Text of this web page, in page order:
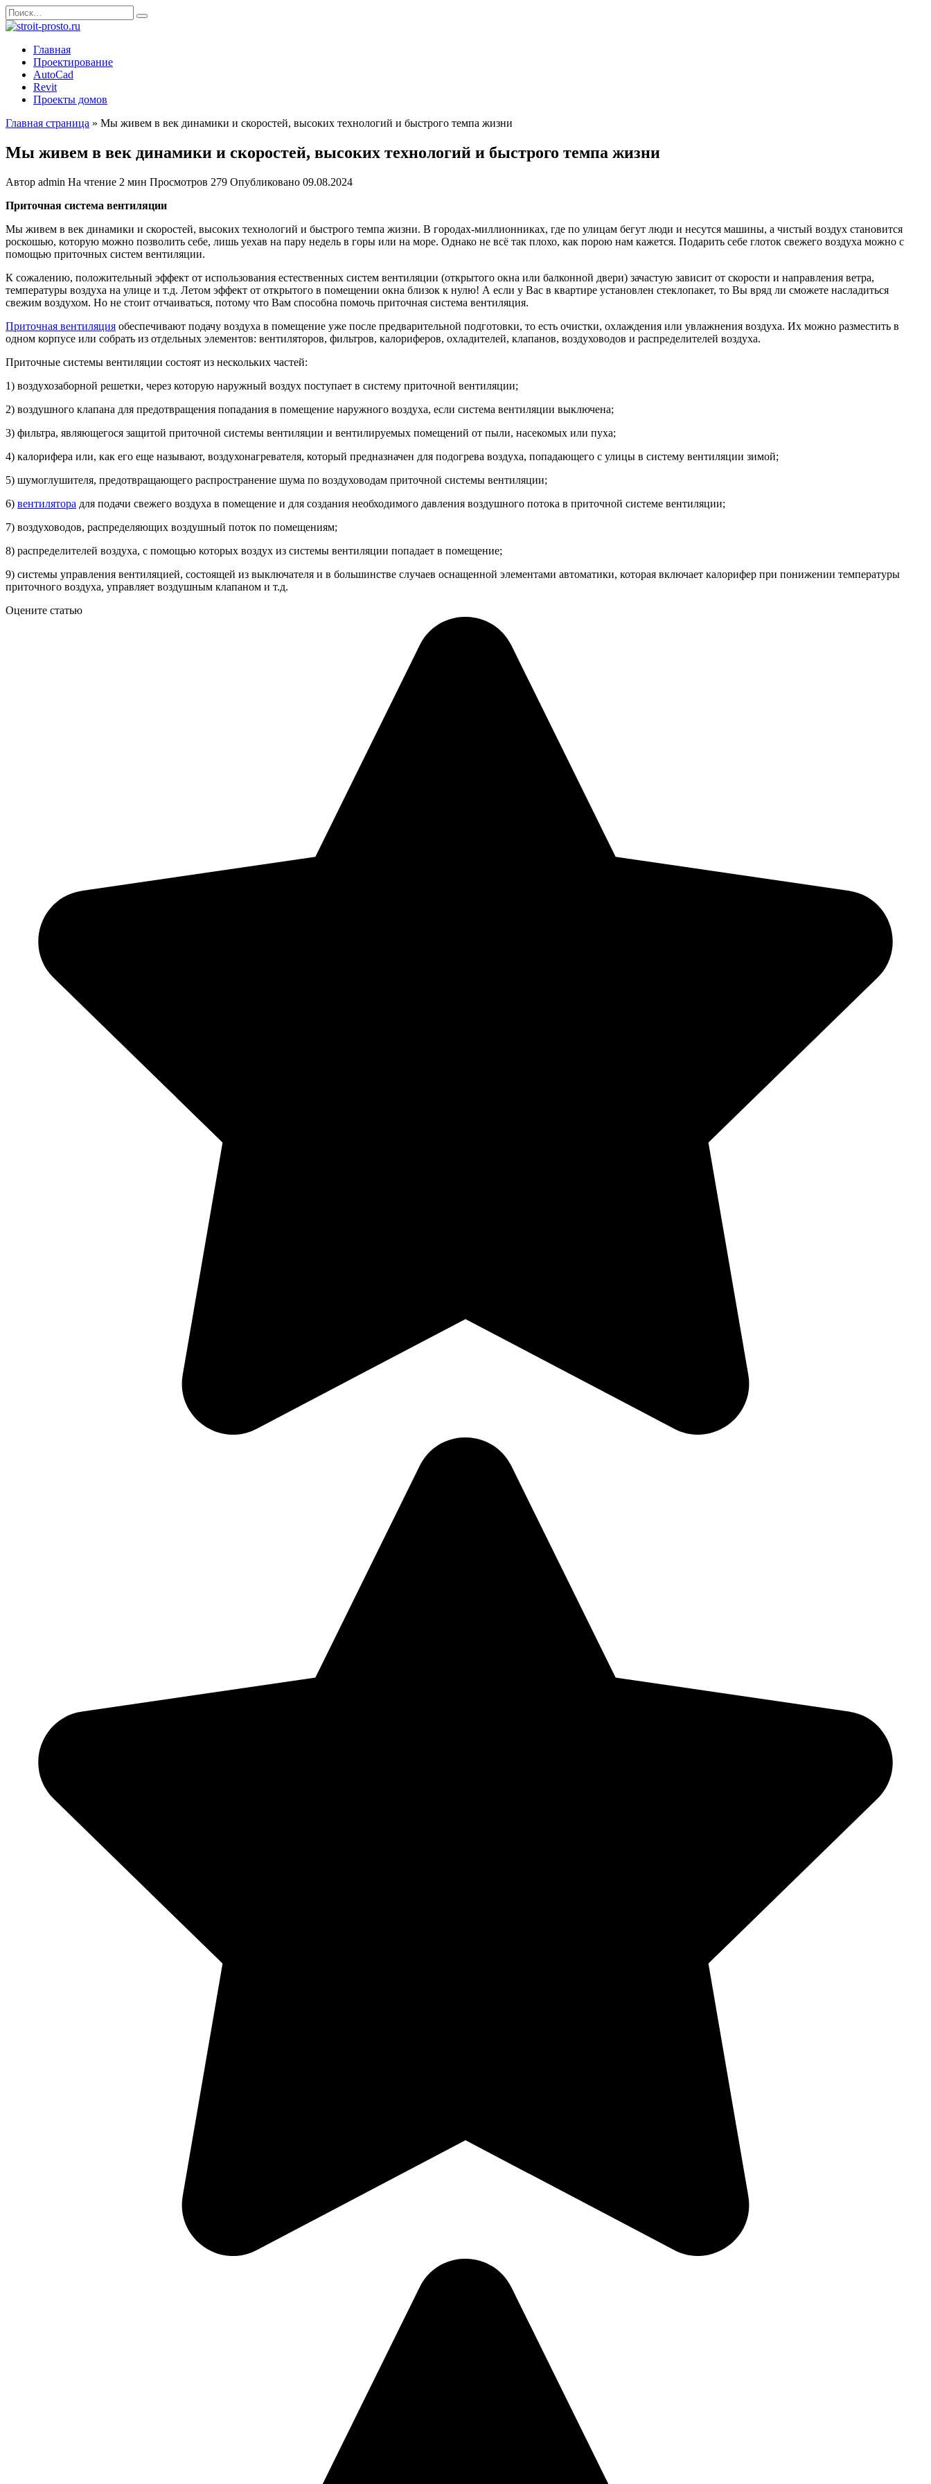
Перейти
к
содержанию
Search
for:
Главная
Проектирование
AutoCad
Revit
Проекты домов
Главная страница » Мы живем в век динамики и скоростей, высоких технологий и быстрого темпа жизни
Мы живем в век динамики и скоростей, высоких технологий и быстрого темпа жизни
Автор admin На чтение 2 мин Просмотров 279 Опубликовано 09.08.2024
Приточная система вентиляции
Мы живем в век динамики и скоростей, высоких технологий и быстрого темпа жизни. В городах-миллионниках, где по улицам бегут люди и несутся машины, а чистый воздух становится
роскошью, которую можно позволить себе, лишь уехав на пару недель в горы или на море. Однако не всё так плохо, как порою нам кажется. Подарить себе глоток свежего воздуха можно с
помощью приточных систем вентиляции.
К сожалению, положительный эффект от использования естественных систем вентиляции (открытого окна или балконной двери) зачастую зависит от скорости и направления ветра,
температуры воздуха на улице и т.д. Летом эффект от открытого в помещении окна близок к нулю! А если у Вас в квартире установлен стеклопакет, то Вы вряд ли сможете насладиться
свежим воздухом. Но не стоит отчаиваться, потому что Вам способна помочь приточная система вентиляция.
Приточная вентиляция обеспечивают подачу воздуха в помещение уже после предварительной подготовки, то есть очистки, охлаждения или увлажнения воздуха. Их можно разместить в
одном корпусе или собрать из отдельных элементов: вентиляторов, фильтров, калориферов, охладителей, клапанов, воздуховодов и распределителей воздуха.
Приточные системы вентиляции состоят из нескольких частей:
1) воздухозаборной решетки, через которую наружный воздух поступает в систему приточной вентиляции;
2) воздушного клапана для предотвращения попадания в помещение наружного воздуха, если система вентиляции выключена;
3) фильтра, являющегося защитой приточной системы вентиляции и вентилируемых помещений от пыли, насекомых или пуха;
4) калорифера или, как его еще называют, воздухонагревателя, который предназначен для подогрева воздуха, попадающего с улицы в систему вентиляции зимой;
5) шумоглушителя, предотвращающего распространение шума по воздуховодам приточной системы вентиляции;
6) вентилятора для подачи свежего воздуха в помещение и для создания необходимого давления воздушного потока в приточной системе вентиляции;
7) воздуховодов, распределяющих воздушный поток по помещениям;
8) распределителей воздуха, с помощью которых воздух из системы вентиляции попадает в помещение;
9) системы управления вентиляцией, состоящей из выключателя и в большинстве случаев оснащенной элементами автоматики, которая включает калорифер при понижении температуры
приточного воздуха, управляет воздушным клапаном и т.д.
Оцените статью